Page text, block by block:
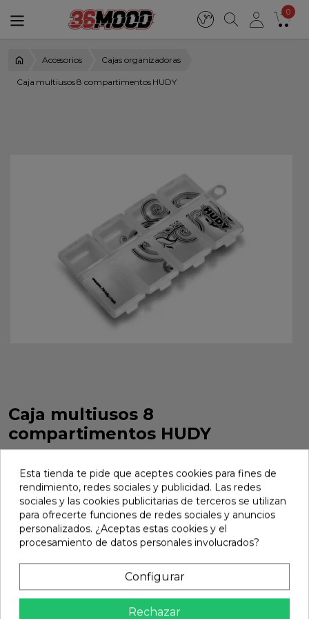
0
Accesorios Cajas organizadoras
Caja multiusos 8 compartimentos HUDY
Caja multiusos 8
compartimentos HUDY
298017.
Marca: Hudy Ref:
9,63 €
Añadir
En stock
Esta tienda te pide que aceptes cookies para fines de
rendimiento, redes sociales y publicidad. Las redes
sociales y las cookies publicitarias de terceros se utilizan
para ofrecerte funciones de redes sociales y anuncios
personalizados. ¿Aceptas estas cookies y el
procesamiento de datos personales involucrados?
Configurar
Rechazar